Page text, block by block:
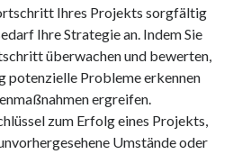
Ihres Projekts sorgfältig
Ihre Strategie an. Indem Sie
überwachen und bewerten,
potenzielle Probleme erkennen
ergreifen.
zum Erfolg eines Projekts,
Umstände oder